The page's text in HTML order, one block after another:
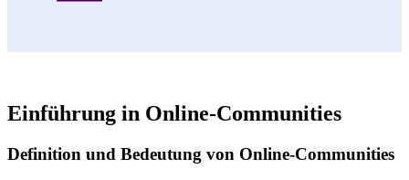
Einführung in Online-Communities
Definition und Bedeutung von Online-Communities